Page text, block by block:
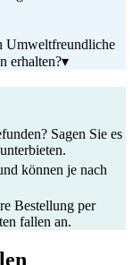
Umweltfreundliche
erhalten?▾
Sagen Sie es
können je nach
Bestellung per
fallen an.